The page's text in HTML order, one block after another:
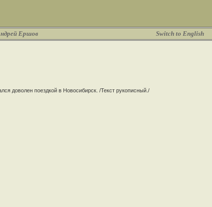
Ершов Switch to English
доволен поездкой в Новосибирск. /Текст рукописный./